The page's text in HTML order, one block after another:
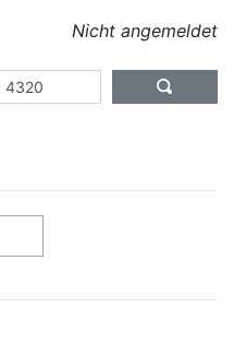
Nicht angemeldet